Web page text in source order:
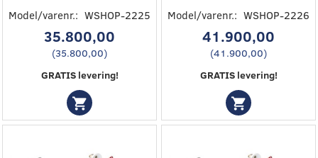
Model/varenr.: WSHOP-2225
35.800,00
(35.800,00)
GRATIS levering!
Model/varenr.: WSHOP-2226
41.900,00
(41.900,00)
GRATIS levering!